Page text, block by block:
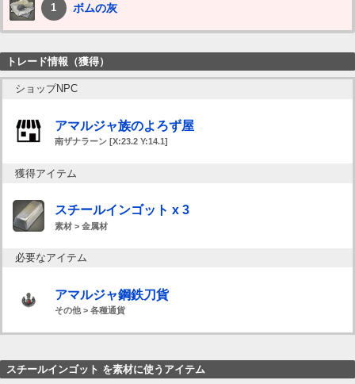
1 ボムの灰
トレード情報（獲得）
ショップNPC
アマルジャ族のよろず屋
南ザナラーン [X:23.2 Y:14.1]
獲得アイテム
スチールインゴット x 3
素材 > 金属材
必要なアイテム
アマルジャ鋼鉄刀貨
その他 > 各種通貨
スチールインゴット を素材に使うアイテム